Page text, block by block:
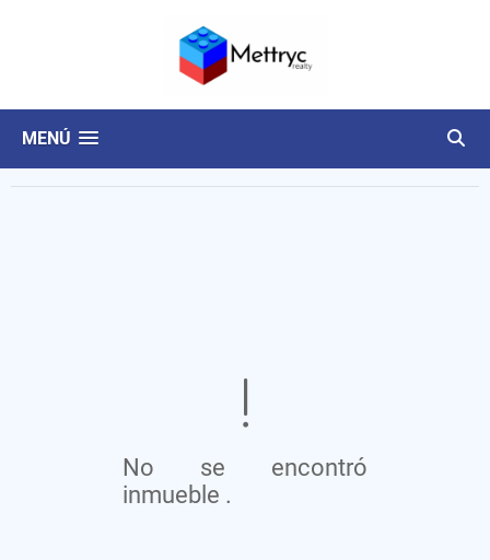
MENÚ
No se encontró
inmueble .